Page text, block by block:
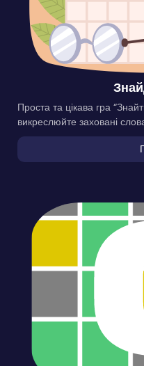
Проста та цікава гра
викреслюйте заховані